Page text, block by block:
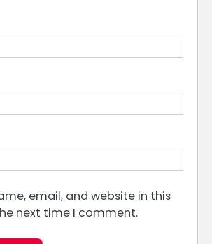
email, and website in this
next time I comment.